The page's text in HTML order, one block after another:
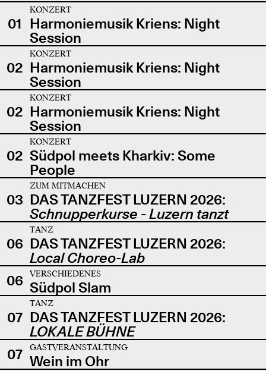
01
KONZERT
Harmoniemusik Kriens: Night
Session
02
KONZERT
Harmoniemusik Kriens: Night
Session
02
KONZERT
Harmoniemusik Kriens: Night
Session
02
KONZERT
Südpol meets Kharkiv: Some
People
03
ZUM MITMACHEN
DAS TANZFEST LUZERN 2026:
Schnupperkurse - Luzern tanzt
06
TANZ
DAS TANZFEST LUZERN 2026:
Local Choreo-Lab
06
VERSCHIEDENES
Südpol Slam
07
TANZ
DAS TANZFEST LUZERN 2026:
LOKALE BÜHNE
07
GASTVERANSTALTUNG
Wein im Ohr